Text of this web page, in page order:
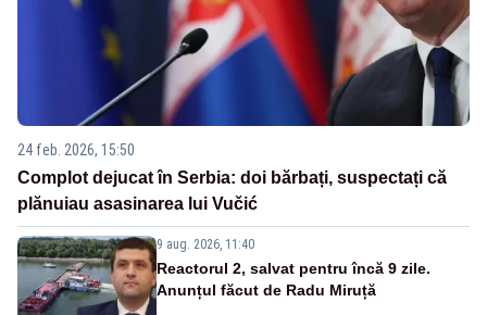
24 feb. 2026, 15:50
Complot dejucat în Serbia: doi bărbați, suspectați că
plănuiau asasinarea lui Vučić
9 aug. 2026, 11:40
Reactorul 2, salvat pentru încă 9 zile.
Anunțul făcut de Radu Miruță